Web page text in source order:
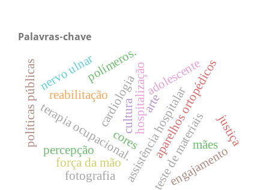
Palavras-chave
assistência hospitalar
cardiologiahospitalização
terapia ocupacional. aparelhos ortopédicos
teste de materiais
reabilitação
polímeros.
nervo ulnar
força da mão engajamento
percepção
adolescente
justiça
cores
fotografia
políticas públicas mães
cultura arte